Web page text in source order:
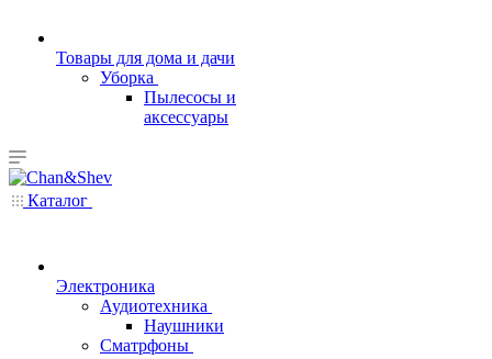
Товары для дома и дачи
Уборка
Пылесосы и
аксессуары
Каталог
Электроника
Аудиотехника
Наушники
Сматрфоны